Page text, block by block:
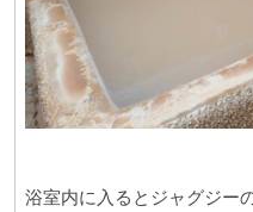
浴室内に入るとジャグジー